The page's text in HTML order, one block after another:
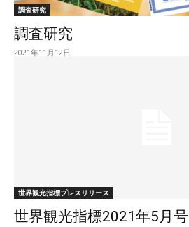
調査研究
調査研究
2021年11月12日
世界観光指標プレスリリース
世界観光指標2021年5月号